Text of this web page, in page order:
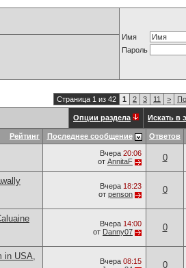
Имя
Пароль
Страница 1 из 42 1 2 3 11 >
Опции раздела Искать в
Рейтинг Последнее сообщение Ответов
Вчера 20:06
от AnnitaF 0
Вчера 18:23
от penson 0
Вчера 14:00
от Danny07 0
in USA,
Вчера 08:15
0